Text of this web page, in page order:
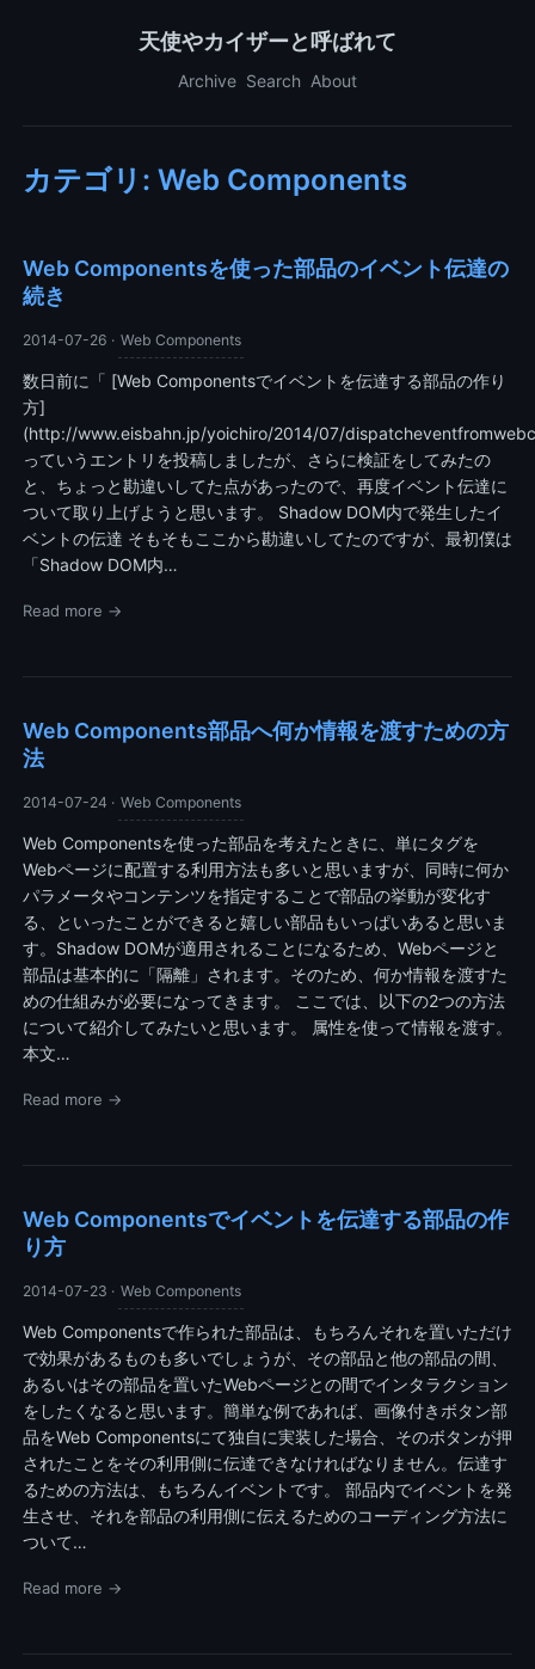
天使やカイザーと呼ばれて
Archive Search About
カテゴリ: Web Components
Web Componentsを使った部品のイベント伝達の
続き
2014-07-26 · Web Components
数日前に「 [Web Componentsでイベントを伝達する部品の作り
方]
(http://www.eisbahn.jp/yoichiro/2014/07/
っていうエントリを投稿しましたが、さらに検証をしてみたの
と、ちょっと勘違いしてた点があったので、再度イベント伝達に
ついて取り上げようと思います。 Shadow DOM内で発生したイ
ベントの伝達 そもそもここから勘違いしてたのですが、最初僕は
「Shadow DOM内…
Read more →
Web Components部品へ何か情報を渡すための方
法
2014-07-24 · Web Components
Web Componentsを使った部品を考えたときに、単にタグを
Webページに配置する利用方法も多いと思いますが、同時に何か
パラメータやコンテンツを指定することで部品の挙動が変化す
る、といったことができると嬉しい部品もいっぱいあると思いま
す。Shadow DOMが適用されることになるため、Webページと
部品は基本的に「隔離」されます。そのため、何か情報を渡すた
めの仕組みが必要になってきます。 ここでは、以下の2つの方法
について紹介してみたいと思います。 属性を使って情報を渡す。
本文…
Read more →
Web Componentsでイベントを伝達する部品の作
り方
2014-07-23 · Web Components
Web Componentsで作られた部品は、もちろんそれを置いただけ
で効果があるものも多いでしょうが、その部品と他の部品の間、
あるいはその部品を置いたWebページとの間でインタラクション
をしたくなると思います。簡単な例であれば、画像付きボタン部
品をWeb Componentsにて独自に実装した場合、そのボタンが押
されたことをその利用側に伝達できなければなりません。伝達す
るための方法は、もちろんイベントです。 部品内でイベントを発
生させ、それを部品の利用側に伝えるためのコーディング方法に
ついて…
Read more →